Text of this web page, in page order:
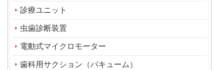
診療ユニット
虫歯診断装置
電動式マイクロモーター
歯科用サクション（バキューム）